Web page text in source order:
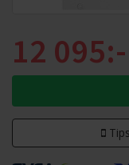
12 095:-